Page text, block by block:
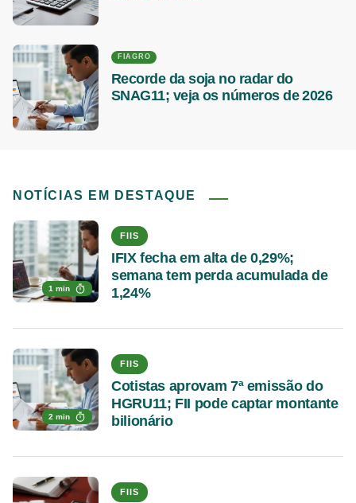
FIAGRO
Recorde da soja no radar do
SNAG11; veja os números de 2026
NOTÍCIAS EM DESTAQUE
1 min
FIIS
IFIX fecha em alta de 0,29%;
semana tem perda acumulada de
1,24%
2 min
FIIS
Cotistas aprovam 7ª emissão do
HGRU11; FII pode captar montante
bilionário
FIIS